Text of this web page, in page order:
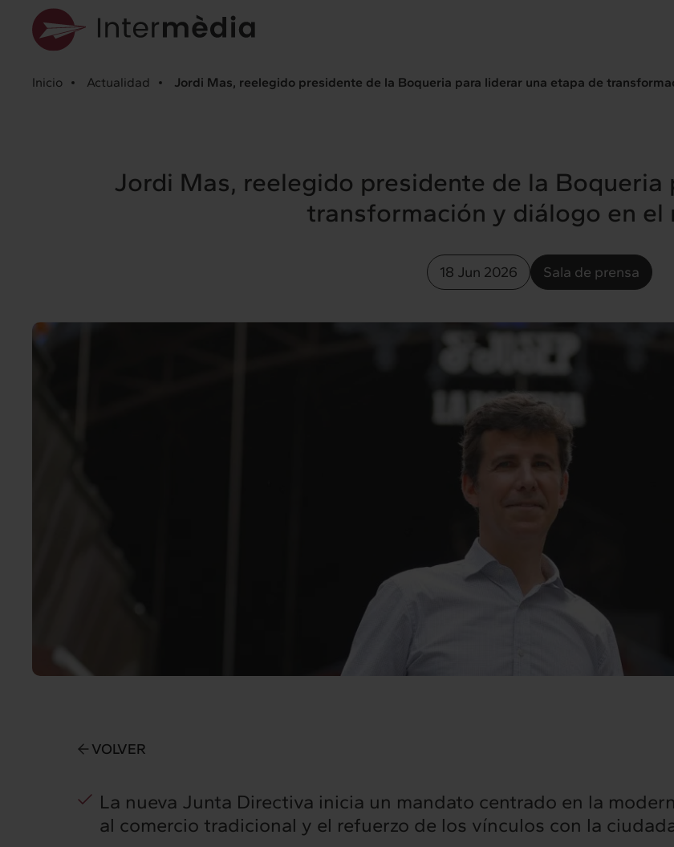
Inicio Actualidad Jordi Mas, reelegido presidente de la Boqueria para liderar una etapa de
Jordi Mas, reelegido presidente de la Boqueria
transformación y diálogo en el
18 Jun 2026 Sala de prensa
VOLVER
La nueva Junta Directiva inicia un mandato centrado en la
al comercio tradicional y el refuerzo de los vínculos con la